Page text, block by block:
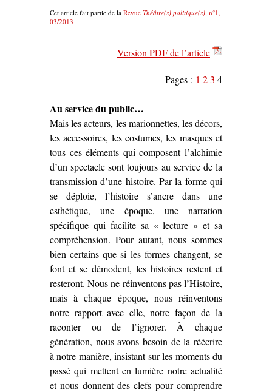
Cet article fait partie de la Revue Théâtre(s) politique(s) , n°1,
03/2013
Version PDF de l’article
Pages : 1 23 4
Au service du public…
Mais les acteurs, les marionnettes, les décors,
les accessoires, les costumes, les masques et
tous ces éléments qui composent l’alchimie
d’un spectacle sont toujours au service de la
transmission d’une histoire. Par la forme qui
se déploie, l’histoire s’ancre dans une
esthétique, une époque, une narration
spécifique qui facilite sa « lecture » et sa
compréhension. Pour autant, nous sommes
bien certains que si les formes changent, se
font et se démodent, les histoires restent et
resteront. Nous ne réinventons pas l’Histoire,
mais à chaque époque, nous réinventons
notre rapport avec elle, notre façon de la
raconter ou de l’ignorer. À chaque
génération, nous avons besoin de la réécrire
à notre manière, insistant sur les moments du
passé qui mettent en lumière notre actualité
et nous donnent des clefs pour comprendre